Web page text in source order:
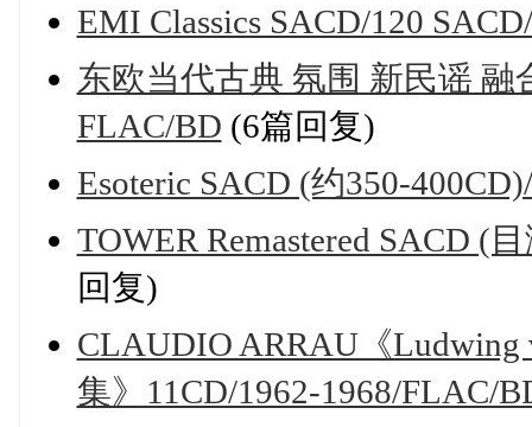
EMI Classics SACD/120
东欧当代古典 氛围 新民谣 融
FLAC/BD (6篇回复)
Esoteric SACD (约350-
TOWER Remastered SACD (
回复)
CLAUDIO ARRAU《Ludwing
集》11CD/1962-1968/FLAC/